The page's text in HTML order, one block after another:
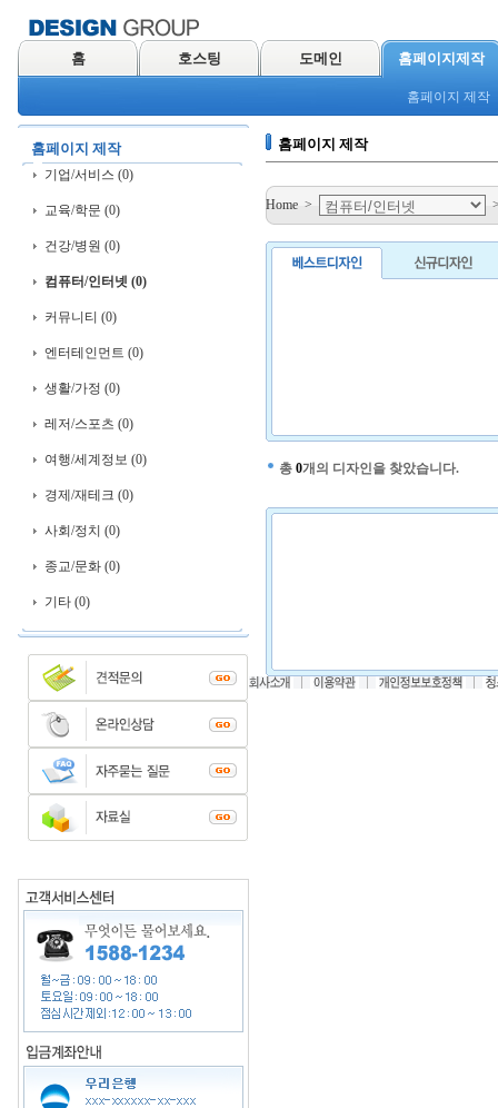
홈 호스팅 도메인 홈페이지제작
홈페이지 제작
홈페이지 제작
기업/서비스 (0)
교육/학문 (0)
건강/병원 (0)
컴퓨터/인터넷 (0)
커뮤니티 (0)
엔터테인먼트 (0)
생활/가정 (0)
레저/스포츠 (0)
여행/세계정보 (0)
경제/재테크 (0)
사회/정치 (0)
종교/문화 (0)
기타 (0)
홈페이지 제작
Home >
총 0개의 디자인을 찾았습니다.